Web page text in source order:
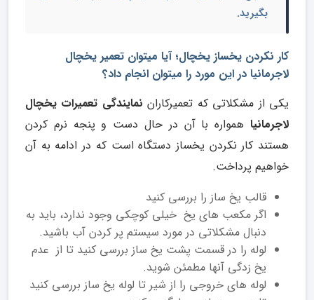
بگیرید.
کار نکردن یخساز یخچال؛ آیا میتوان تعمیر یخچال
لاجرمانیا در این مورد را میتوان انجام داد؟
یکی از مشکلاتی که تعمیرکاران نمایندگی تعمیرات یخچال
لاجرمانیا همواره با آن در حال دست و پنجه نرم کردن
هستند کار نکردن یخساز دستگاه است که در ادامه به آن
خواهیم پرداخت.
قالب یخ ساز را بررسی کنید
اگر مکعب های یخ خیلی کوچکی وجود ندارد، باید به
دنبال مشکلاتی در مورد سیستم پر کردن آب باشید.
لوله را در قسمت پشت یخ ساز بررسی کنید تا از عدم
یخ زدگی آنها مطمئن شوید.
لوله های خروجی را از شیر تا لوله یخ ساز بررسی کنید